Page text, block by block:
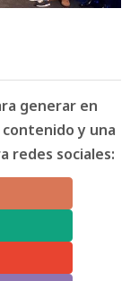
generar en
y una
redes sociales: